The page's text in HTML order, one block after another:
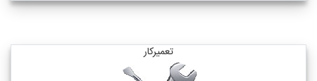
تعمیرکار